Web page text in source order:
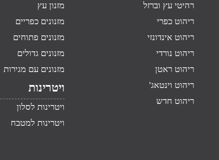
רהיטי עץ וברזל
ריהוט כפרי
ריהוט אינדונזי
ריהוט נורדי
ריהוט ראטן
ריהוט וינטאג'
ריהוט חדש
מזנון עץ
מזנונים כפריים
מזנונים פתוחים
מזנונים גדולים
מזנונים עם מגירות
ויטרינות
ויטרינות לסלון
ויטרינות למטבח